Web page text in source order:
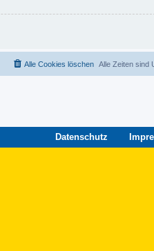
Alle Zeiten sind
Alle Cookies löschen
Datenschutz